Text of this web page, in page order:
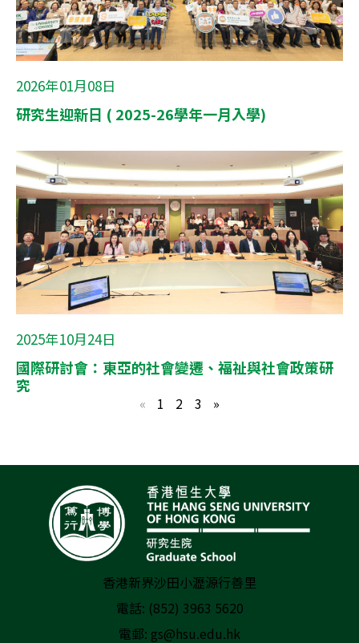
研究生迎新日 ( 2025-26學年一月入學)
2026年01月08日
國際研討會：東亞的社會變遷、福祉與社會政策研
究
2025年10月24日
« 1 2 3 »
香港新界沙田小瀝源行善里
電話: (852) 3963 5620
電郵: gs@hsu.edu.hk